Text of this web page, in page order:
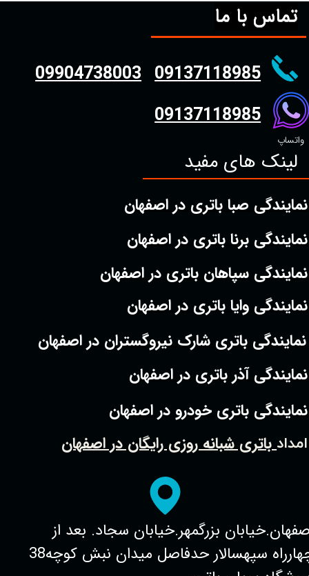
تماس با ما
واتساپ
09904738003 09137118985
09137118985
بزرگمهر.خیابان سجاد. بعد از
چهارراه سپهسالار حدفاصل میدان نبش کوچه38
لینک های مفید
نمایندگی صبا باتری در اصفهان
نمایندگی برنا باتری در اصفهان
نمایندگی سپاهان باتری در اصفهان
نمایندگی وایا باتری در اصفهان
نمایندگی آذر باتری در اصفهان
نمایندگی باتری شارک نیروگستران در اصفهان
نمایندگی باتری خودرو در اصفهان
امدادباتری شبانه روزی رایگان در اصفهان